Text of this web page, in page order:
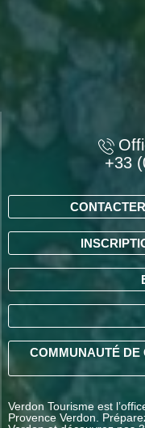
+33
COMMUNAUTÉ DE
Verdon Tourisme est
Provence Verdon.